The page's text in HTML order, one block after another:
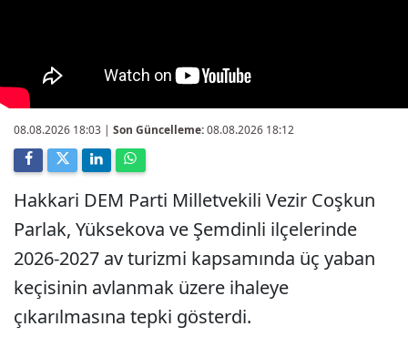
08.08.2026 18:03 | Son Güncelleme:08.08.2026 18:12
Hakkari DEM Parti Milletvekili Vezir Coşkun
Parlak, Yüksekova ve Şemdinli ilçelerinde
2026-2027 av turizmi kapsamında üç yaban
keçisinin avlanmak üzere ihaleye
çıkarılmasına tepki gösterdi.